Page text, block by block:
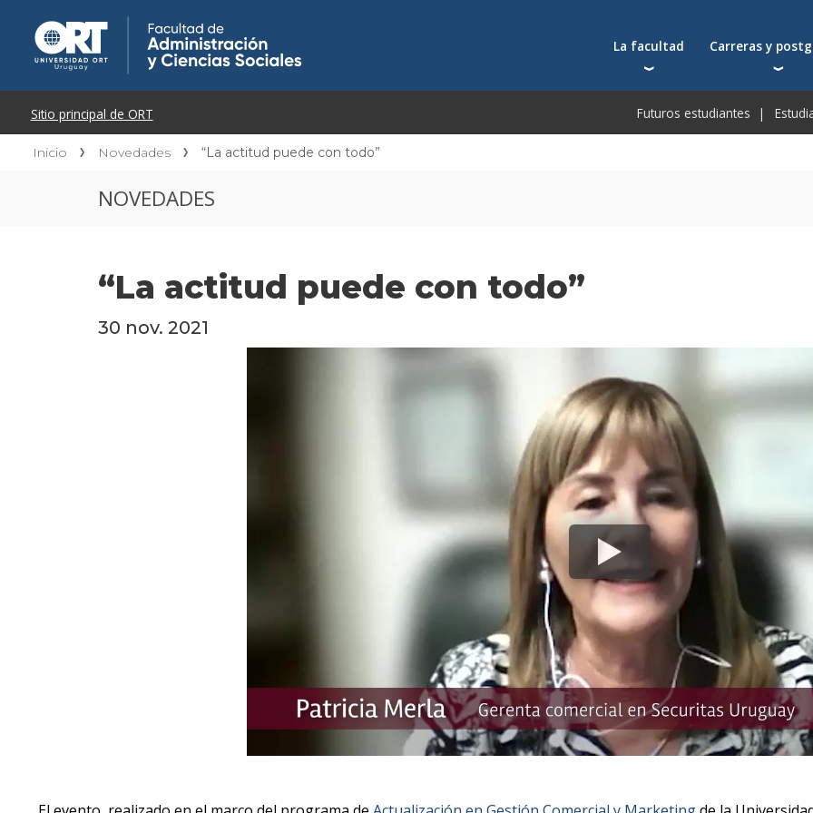
La facultad
Autoridades
Conferencias en YouTube
Carreras y
Carreras
Postgrados
Futuros estudiantes
Inicio Novedades “La actitud puede con todo”
NOVEDADES
“La actitud puede con todo”
30 nov. 2021